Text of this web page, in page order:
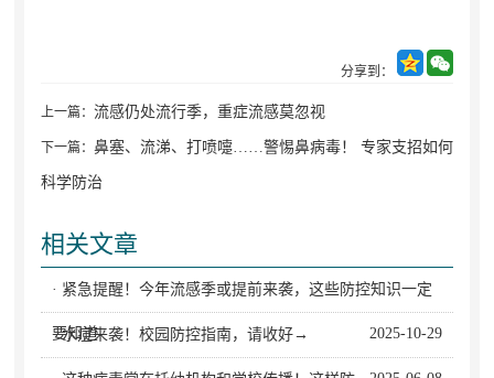
分享到：
上一篇： 流感仍处流行季，重症流感莫忽视
下一篇： 鼻塞、流涕、打喷嚏……警惕鼻病毒！ 专家支招如何
科学防治
相关文章
· 紧急提醒！今年流感季或提前来袭，这些防控知识一定
要知道 2025-10-29
· 水痘来袭！校园防控指南，请收好→